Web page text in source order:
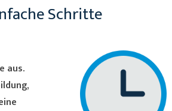
Schritte
aus.